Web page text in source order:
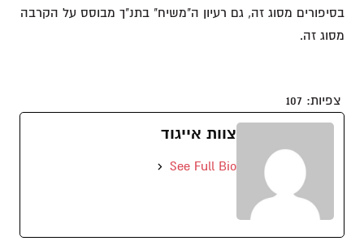
בסיפורים מסוג זה, גם רעיון ה"משיח" בתנ"ך מבוסס על הקרבה
מסוג זה.
צפיות: 107
צוות אייגוד
See Full Bio